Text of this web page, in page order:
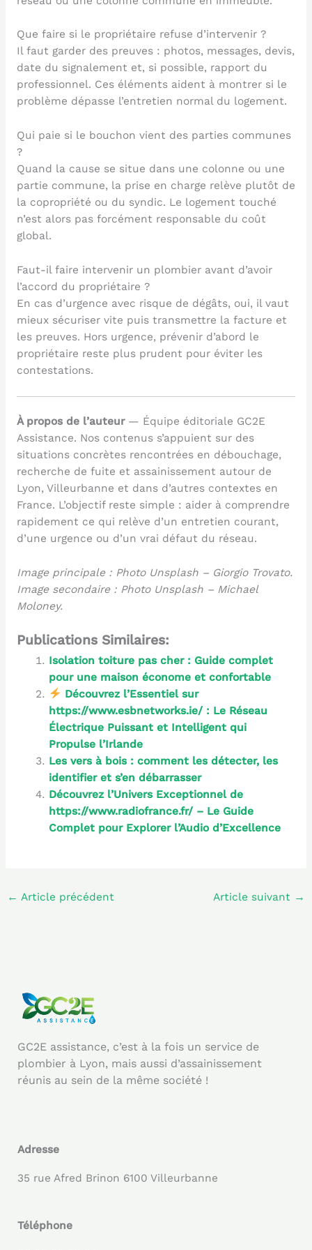
Que faire si le propriétaire refuse d’intervenir ?
Il faut garder des preuves : photos, messages, devis,
date du signalement et, si possible, rapport du
professionnel. Ces éléments aident à montrer si le
problème dépasse l’entretien normal du logement.
Qui paie si le bouchon vient des parties communes
?
Quand la cause se situe dans une colonne ou une
partie commune, la prise en charge relève plutôt de
la copropriété ou du syndic. Le logement touché
n’est alors pas forcément responsable du coût
global.
Faut-il faire intervenir un plombier avant d’avoir
l’accord du propriétaire ?
En cas d’urgence avec risque de dégâts, oui, il vaut
mieux sécuriser vite puis transmettre la facture et
les preuves. Hors urgence, prévenir d’abord le
propriétaire reste plus prudent pour éviter les
contestations.
À propos de l’auteur— Équipe éditoriale GC2E
Assistance. Nos contenus s’appuient sur des
situations concrètes rencontrées en débouchage,
recherche de fuite et assainissement autour de
Lyon, Villeurbanne et dans d’autres contextes en
France. L’objectif reste simple : aider à comprendre
rapidement ce qui relève d’un entretien courant,
d’une urgence ou d’un vrai défaut du réseau.
Image principale : Photo Unsplash – Giorgio Trovato.
Image secondaire : Photo Unsplash – Michael
Moloney.
Publications Similaires:
Isolation toiture pas cher : Guide complet
pour une maison économe et confortable
Découvrez l’Essentiel sur
https://www.esbnetworks.ie/ : Le Réseau
Électrique Puissant et Intelligent qui
Propulse l’Irlande
Les vers à bois : comment les détecter, les
identifier et s’en débarrasser
Découvrez l’Univers Exceptionnel de
https://www.radiofrance.fr/ – Le Guide
Complet pour Explorer l’Audio d’Excellence
← Article précédent Article suivant →
GC2E assistance, c’est à la fois un service de
plombier à Lyon, mais aussi d’assainissement
réunis au sein de la même société !
Adresse
35 rue Afred Brinon 6100 Villeurbanne
Téléphone